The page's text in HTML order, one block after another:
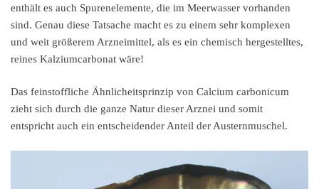
enthält es auch Spurenelemente, die im Meerwasser vorhanden
sind. Genau diese Tatsache macht es zu einem sehr komplexen
und weit größerem Arzneimittel, als es ein chemisch hergestelltes,
reines Kalziumcarbonat wäre!
Das feinstoffliche Ähnlicheitsprinzip von Calcium carbonicum
zieht sich durch die ganze Natur dieser Arznei und somit
entspricht auch ein entscheidender Anteil der Austernmuschel.